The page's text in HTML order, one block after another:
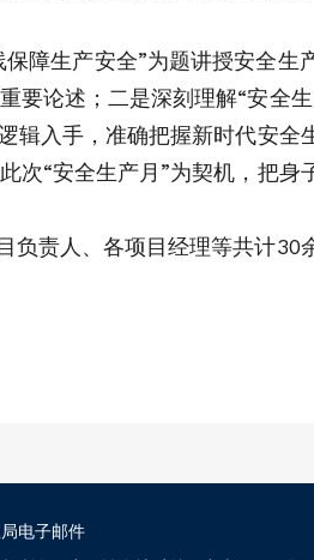
障生产安全”为题讲授安全生
要论述；二是深刻理解“安全
辑入手，准确把握新时代安全
次“安全生产月”为契机，把身
责人、各项目经理等共计30
电子邮件